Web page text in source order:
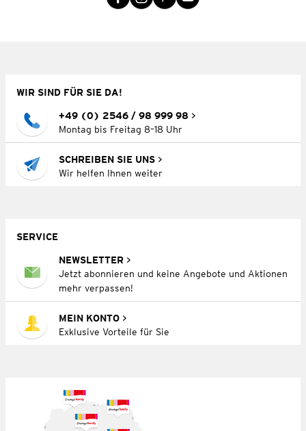
WIR SIND FÜR SIE DA!
+49 (0) 2546 / 98 999 98
Montag bis Freitag 8–18 Uhr
SCHREIBEN SIE UNS
Wir helfen Ihnen weiter
SERVICE
NEWSLETTER
Jetzt abonnieren und keine Angebote und Aktionen
mehr verpassen!
MEIN KONTO
Exklusive Vorteile für Sie